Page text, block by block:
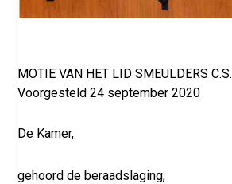
MOTIE VAN HET LID SMEULDERS C.S.
Voorgesteld 24 september 2020
De Kamer,
gehoord de beraadslaging,